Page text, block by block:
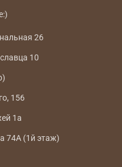
26
10
156
1а
74А (1й этаж)